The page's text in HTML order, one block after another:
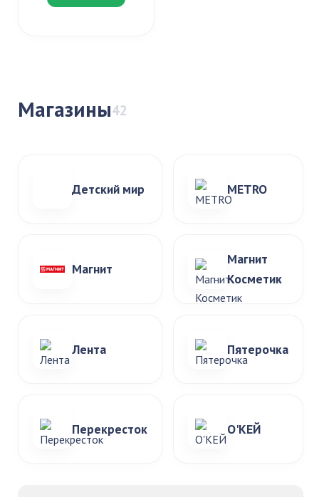
Магазины42
Детский мир METRO
Магнит
Магнит
Косметик
Лента Пятерочка
Перекресток О'КЕЙ